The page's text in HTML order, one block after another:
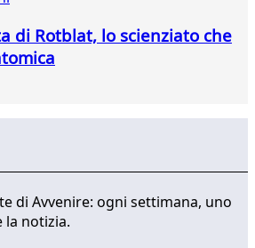
di Rotblat, lo scienziato che
di Avvenire: ogni settimana, uno
la notizia.